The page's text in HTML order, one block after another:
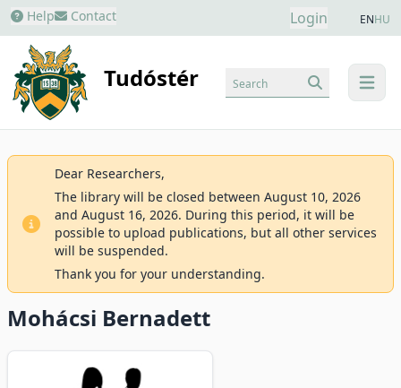
Help Contact Login ENHU
Tudóstér menu
Search
Dear Researchers,
The library will be closed between August 10, 2026
and August 16, 2026. During this period, it will be
possible to upload publications, but all other services
will be suspended.
Thank you for your understanding.
Mohácsi Bernadett